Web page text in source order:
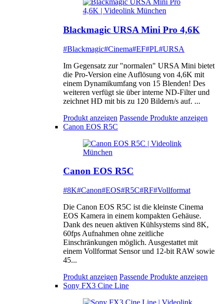
Blackmagic URSA Mini Pro 4,6K
#Blackmagic#Cinema#EF#PL#URSA
Im Gegensatz zur "normalen" URSA Mini bietet
die Pro-Version eine Auflösung von 4,6K mit
einem Dynamikumfang von 15 Blenden! Des
weiteren verfügt sie über interne ND-Filter und
zeichnet HD mit bis zu 120 Bildern/s auf. ...
Produkt anzeigen Passende Produkte anzeigen
Canon EOS R5C
Canon EOS R5C
#8K#Canon#EOS#R5C#RF#Vollformat
Die Canon EOS R5C ist die kleinste Cinema
EOS Kamera in einem kompakten Gehäuse.
Dank des neuen aktiven Kühlsystems sind 8K,
60fps Aufnahmen ohne zeitliche
Einschränkungen möglich. Ausgestattet mit
einem Vollformat Sensor und 12-bit RAW sowie
45...
Produkt anzeigen Passende Produkte anzeigen
Sony FX3 Cine Line